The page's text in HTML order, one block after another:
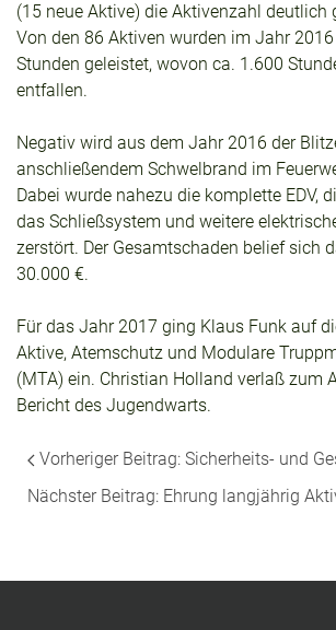
(15 neue Aktive) die Aktivenzahl deutlich
Von den 86 Aktiven wurden im Jahr
Stunden geleistet, wovon ca. 1.600
entfallen.
Negativ wird aus dem Jahr 2016 der
anschließendem Schwelbrand im
Dabei wurde nahezu die komplette EDV,
das Schließsystem und weitere
zerstört. Der Gesamtschaden belief sich
30.000 €.
Für das Jahr 2017 ging Klaus Funk auf
Aktive, Atemschutz und Modulare
(MTA) ein. Christian Holland verlaß zum
Bericht des Jugendwarts.
Vorheriger Beitrag: Sicherheits- und
Nächster Beitrag: Ehrung langjährig